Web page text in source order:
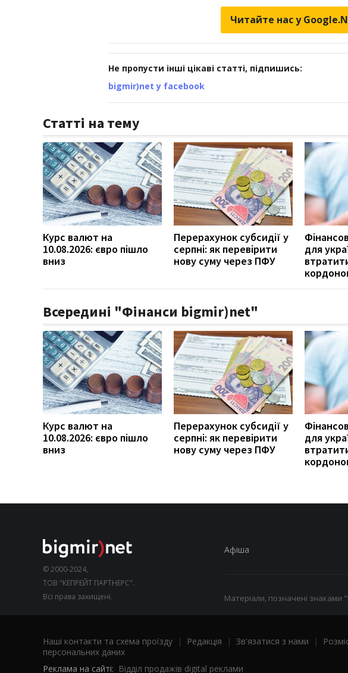
Читайте нас у
Не пропусти інші цікаві статті, підпишись:
bigmir)net у facebook
Статті на тему
Курс валют на
10.08.2026: євро пішло
вниз
Перерахунок субсидії у
серпні: як перевірити
нову суму через ПФУ
для
Всередині "Фінанси bigmir)net"
Курс валют на
10.08.2026: євро пішло
вниз
Перерахунок субсидії у
серпні: як перевірити
нову суму через ПФУ
для
© 2000-2024,
ТОВ "КЕПРЕЙТ ПАРТНЕРС".
Всі права захищені.
Афіша
Матеріали, позначені
Наші контакти та схема проїзду | Редакція | Зв'язатися з нами |
персональних даних
Реклама на сайті: Відділ продажів digital реклами